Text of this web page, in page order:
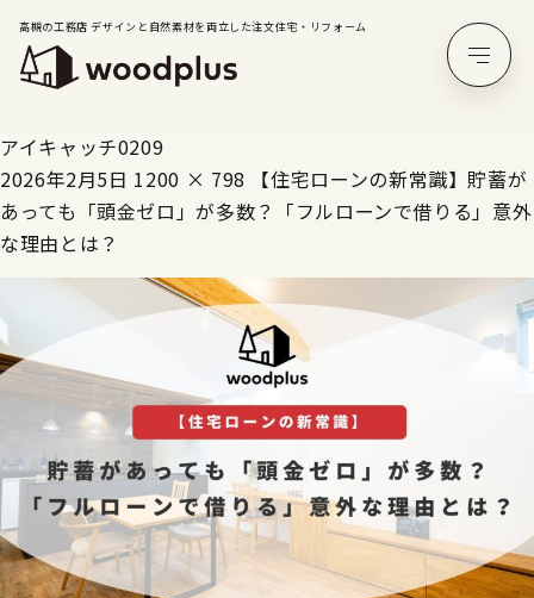
高槻の工務店 デザインと自然素材を両立した注文住宅・リフォーム
アイキャッチ0209
2026年2月5日 1200 × 798
【住宅ローンの新常識】貯蓄が
あっても「頭金ゼロ」が多数？「フルローンで借りる」意外
な理由とは？